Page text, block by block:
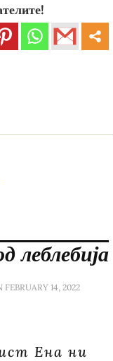
леблебија
FEBRUARY 14, 2022
Ена ни